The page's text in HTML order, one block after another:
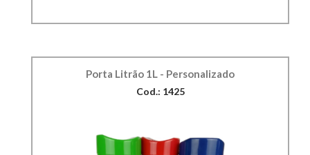
Porta Litrão 1L - Personalizado
Cod.: 1425